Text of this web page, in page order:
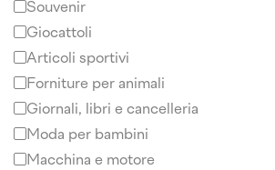
Souvenir
Giocattoli
Articoli sportivi
Forniture per animali
Giornali, libri e cancelleria
Moda per bambini
Macchina e motore